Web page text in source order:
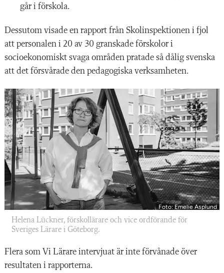
går i förskola.
Dessutom visade en rapport från Skolinspektionen i fjol
att personalen i 20 av 30 granskade förskolor i
socioekonomiskt svaga områden pratade så dålig svenska
att det försvårade den pedagogiska verksamheten.
Foto: Emelie Asplund
Helena Lückner, förskollärare och vice ordförande för
Sveriges Lärare i Göteborg.
Flera som Vi Lärare intervjuat är inte förvånade över
resultaten i rapporterna.